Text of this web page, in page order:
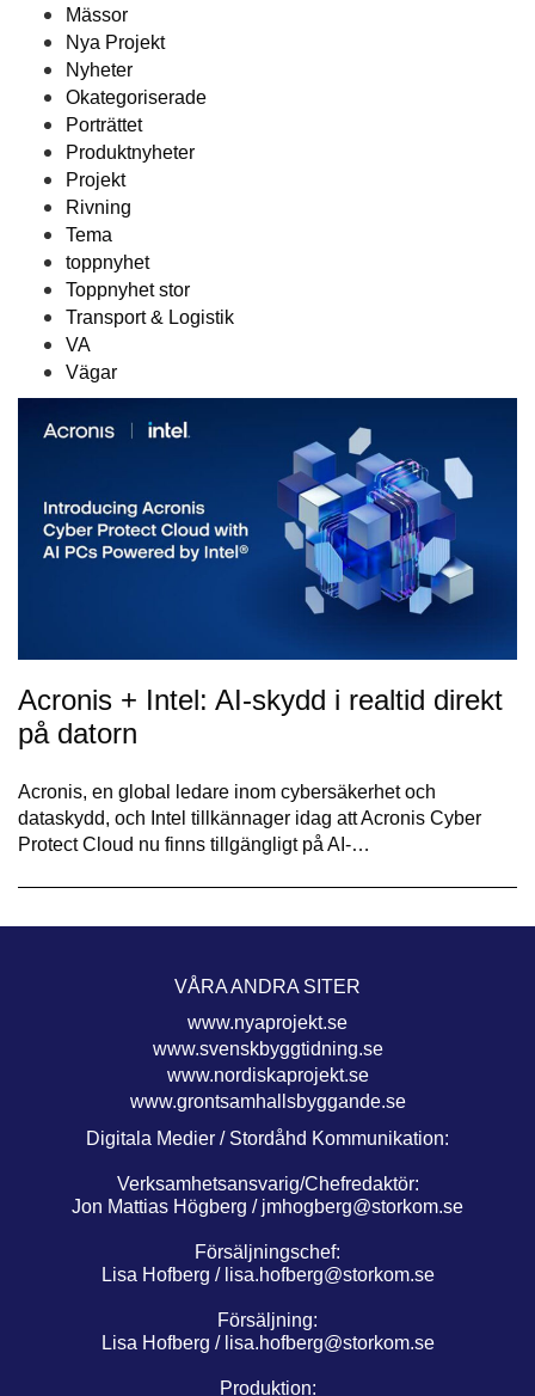
Mässor
Nya Projekt
Nyheter
Okategoriserade
Porträttet
Produktnyheter
Projekt
Rivning
Tema
toppnyhet
Toppnyhet stor
Transport & Logistik
VA
Vägar
Acronis + Intel: AI-skydd i realtid direkt
på datorn
Acronis, en global ledare inom cybersäkerhet och
dataskydd, och Intel tillkännager idag att Acronis Cyber
Protect Cloud nu finns tillgängligt på AI-…
VÅRA ANDRA SITER
www.nyaprojekt.se
www.svenskbyggtidning.se
www.nordiskaprojekt.se
www.grontsamhallsbyggande.se
Digitala Medier / Stordåhd Kommunikation:
Verksamhetsansvarig/Chefredaktör:
Jon Mattias Högberg / jmhogberg@storkom.se
Försäljningschef:
Lisa Hofberg / lisa.hofberg@storkom.se
Försäljning:
Lisa Hofberg / lisa.hofberg@storkom.se
Produktion: